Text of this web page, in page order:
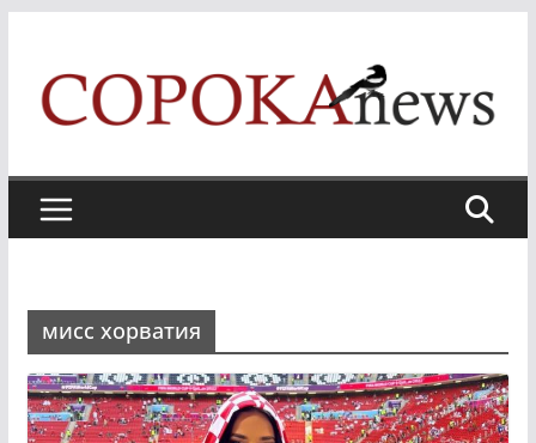
content
мисс хорватия